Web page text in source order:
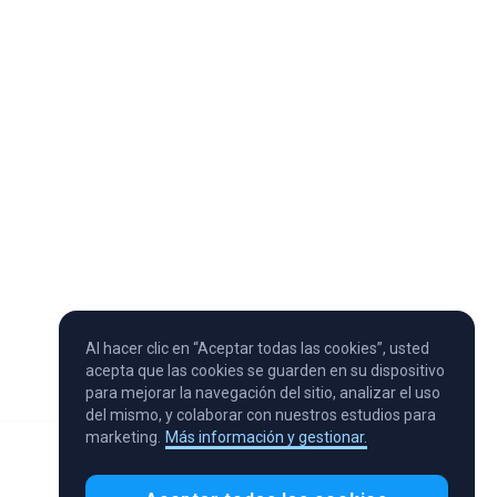
Al hacer clic en “Aceptar todas las cookies”, usted
acepta que las cookies se guarden en su dispositivo
para mejorar la navegación del sitio, analizar el uso
del mismo, y colaborar con nuestros estudios para
marketing. Más información y gestionar.